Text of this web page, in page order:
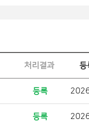
처리결과 등
등록
등록